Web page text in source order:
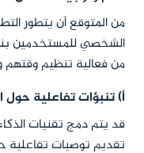
من المتوقع أن يتطور
الشخصي للمستخدمين
من فعالية تنظيم وقتهم
أ) تنبؤات تفاعلية حول
قد يتم دمج تقنيات
تقديم توصيات تفاعلية